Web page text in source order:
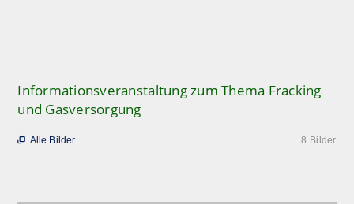
Informationsveranstaltung zum Thema Fracking
und Gasversorgung
8 Bilder
 Alle Bilder